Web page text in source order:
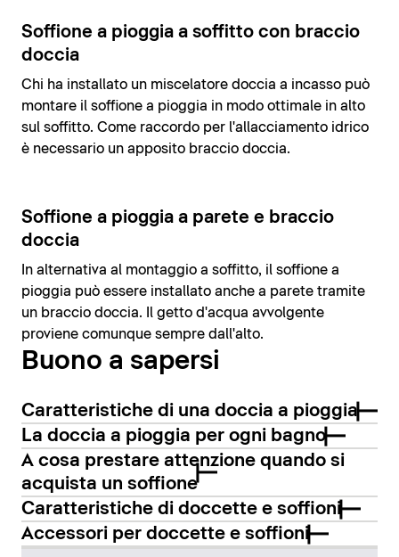
Soffione a pioggia a soffitto con braccio
doccia
Chi ha installato un miscelatore doccia a incasso può
montare il soffione a pioggia in modo ottimale in alto
sul soffitto. Come raccordo per l'allacciamento idrico
è necessario un apposito braccio doccia.
Soffione a pioggia a parete e braccio
doccia
In alternativa al montaggio a soffitto, il soffione a
pioggia può essere installato anche a parete tramite
un braccio doccia. Il getto d'acqua avvolgente
proviene comunque sempre dall'alto.
Buono a sapersi
Caratteristiche di una doccia a pioggia
La doccia a pioggia per ogni bagno
A cosa prestare attenzione quando si
acquista un soffione
Caratteristiche di doccette e soffioni
Accessori per doccette e soffioni